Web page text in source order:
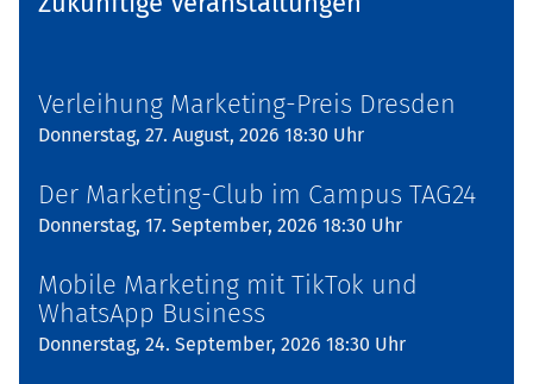
Verleihung Marketing-Preis Dresden
Donnerstag, 27. August, 2026 18:30 Uhr
Der Marketing-Club im Campus TAG24
Donnerstag, 17. September, 2026 18:30 Uhr
Mobile Marketing mit TikTok und
WhatsApp Business
Donnerstag, 24. September, 2026 18:30 Uhr